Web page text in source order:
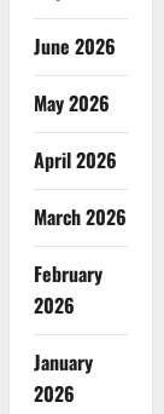
June 2026
May 2026
April 2026
March 2026
February
2026
January
2026